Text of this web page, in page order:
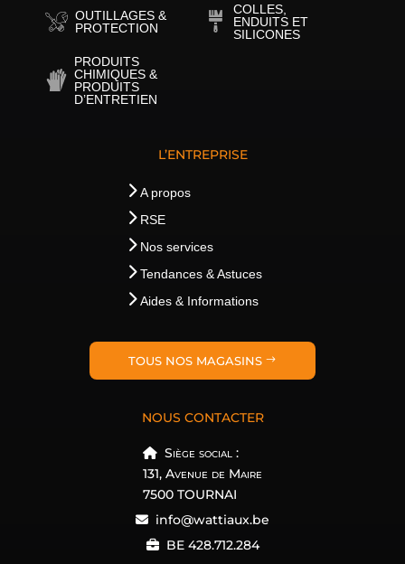
OUTILLAGES &
PROTECTION
COLLES,
ENDUITS ET
SILICONES
PRODUITS
CHIMIQUES &
PRODUITS
D’ENTRETIEN
L’ENTREPRISE
A propos
RSE
Nos services
Tendances & Astuces
Aides & Informations
TOUS NOS MAGASINS
NOUS CONTACTER
Siège social :
131, Avenue de Maire
7500 TOURNAI
info@wattiaux.be
BE 428.712.284